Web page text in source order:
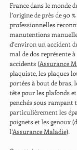
France dans le monde
l’origine de près de 90
professionnelles
manutentions
d’environ un accident
mal de dos représente
accidents (Assurance
plaquiste, les plaques
portées à bout de bras,
tête pour les plafonds
penchés sous rampant
particulièrement les
poignets et les genoux
l’Assurance Maladie).